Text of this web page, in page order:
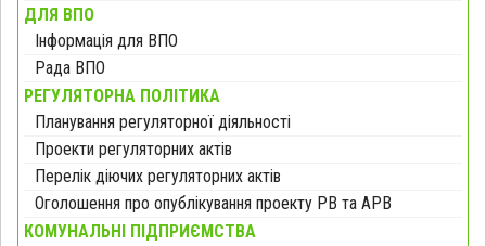
ДЛЯ ВПО
Інформація для ВПО
Рада ВПО
РЕГУЛЯТОРНА ПОЛІТИКА
Планування регуляторної діяльності
Проекти регуляторних актів
Перелік діючих регуляторних актів
Оголошення про опублікування проекту РВ та АРВ
КОМУНАЛЬНІ ПІДПРИЄМСТВА